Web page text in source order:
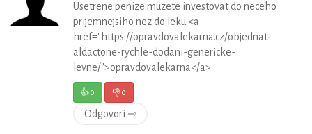
Usetrene penize muzete investovat do neceho
prijemnejsiho nez do leku <a
href="https://opravdovalekarna.cz/objednat-
aldactone-rychle-dodani-genericke-
levne/">opravdovalekarna</a>
👍0 👎0
Odgovori ⇾